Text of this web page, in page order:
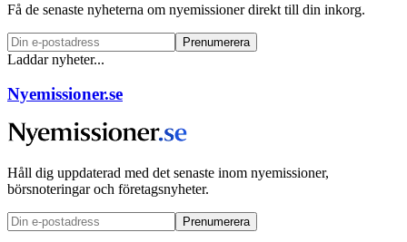
Få de senaste nyheterna om nyemissioner direkt till din inkorg.
Prenumerera
Laddar nyheter...
Nyemissioner.se
Håll dig uppdaterad med det senaste inom nyemissioner,
börsnoteringar och företagsnyheter.
Prenumerera